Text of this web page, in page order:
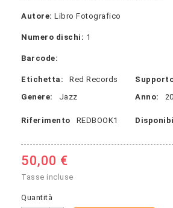
Autore: Libro Fotografico
Numero dischi: 1
Barcode:
Etichetta: Red Records
Genere:
Jazz Anno:
Riferimento REDBOOK1
50,00 €
Tasse incluse
Quantità